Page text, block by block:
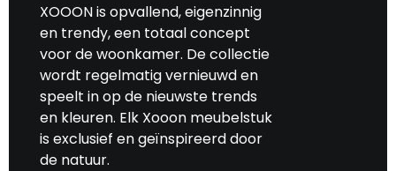
XOOON is opvallend, eigenzinnig
en trendy, een totaal concept
voor de woonkamer. De collectie
wordt regelmatig vernieuwd en
speelt in op de nieuwste trends
en kleuren. Elk Xooon meubelstuk
is exclusief en geïnspireerd door
de natuur.